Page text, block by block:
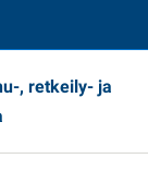
, retkeily- ja